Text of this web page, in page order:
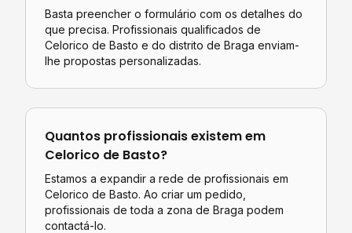
Basta preencher o formulário com os detalhes do
que precisa. Profissionais qualificados de
Celorico de Basto e do distrito de Braga enviam-
lhe propostas personalizadas.
Quantos profissionais existem em
Celorico de Basto?
Estamos a expandir a rede de profissionais em
Celorico de Basto. Ao criar um pedido,
profissionais de toda a zona de Braga podem
contactá-lo.